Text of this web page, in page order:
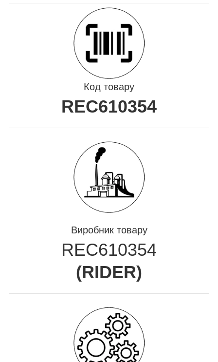
Код товару
REC610354
Виробник товару
REC610354
(RIDER)